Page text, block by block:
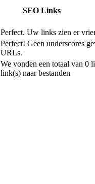
SEO Links
Perfect. Uw links zien er
Perfect! Geen underscores
URLs.
We vonden een totaal van 0
link(s) naar bestanden